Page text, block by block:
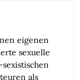
eigenen
sexuelle
als